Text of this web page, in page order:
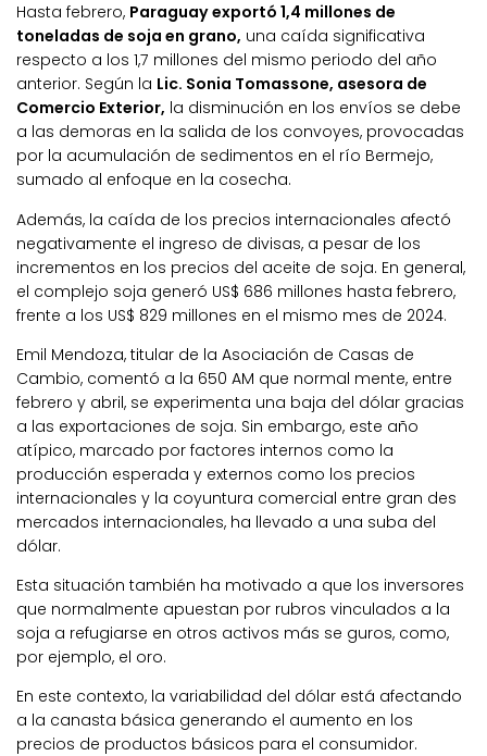
Hasta febrero, Paraguay exportó 1,4 millones de
toneladas de soja en grano, una caída significativa
respecto a los 1,7 millones del mismo periodo del año
anterior. Según la Lic. Sonia Tomassone, asesora de
Comercio Exterior, la disminución en los envíos se debe
a las demoras en la salida de los convoyes, provocadas
por la acumulación de sedimentos en el río Bermejo,
sumado al enfoque en la cosecha.
Además, la caída de los precios internacionales afectó
negativamente el ingreso de divisas, a pesar de los
incrementos en los precios del aceite de soja. En general,
el complejo soja generó US$ 686 millones hasta febrero,
frente a los US$ 829 millones en el mismo mes de 2024.
Emil Mendoza, titular de la Asociación de Casas de
Cambio, comentó a la 650 AM que normal mente, entre
febrero y abril, se experimenta una baja del dólar gracias
a las exportaciones de soja. Sin embargo, este año
atípico, marcado por factores internos como la
producción esperada y externos como los precios
internacionales y la coyuntura comercial entre gran des
mercados internacionales, ha llevado a una suba del
dólar.
Esta situación también ha motivado a que los inversores
que normalmente apuestan por rubros vinculados a la
soja a refugiarse en otros activos más se guros, como,
por ejemplo, el oro.
En este contexto, la variabilidad del dólar está afectando
a la canasta básica generando el aumento en los
precios de productos básicos para el consumidor.